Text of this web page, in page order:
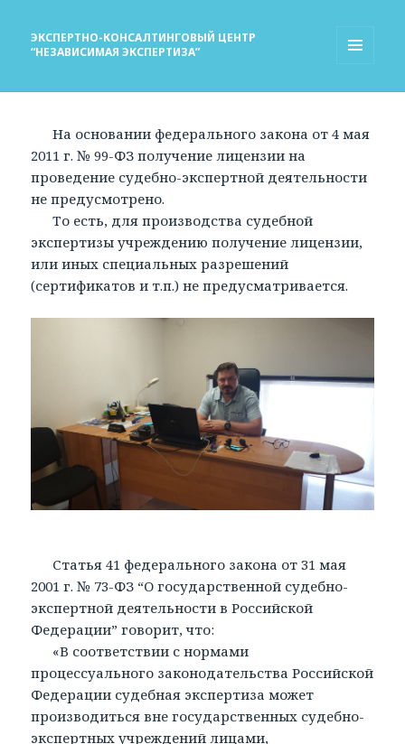
ЭКСПЕРТНО-КОНСАЛТИНГОВЫЙ ЦЕНТР
“НЕЗАВИСИМАЯ ЭКСПЕРТИЗА”
На основании федерального закона от 4 мая
2011 г. № 99-ФЗ получение лицензии на
проведение судебно-экспертной деятельности
не предусмотрено.
То есть, для производства судебной
экспертизы учреждению получение лицензии,
или иных специальных разрешений
(сертификатов и т.п.) не предусматривается.
Статья 41 федерального закона от 31 мая
2001 г. № 73-ФЗ “О государственной судебно-
экспертной деятельности в Российской
Федерации” говорит, что:
«В соответствии с нормами
процессуального законодательства Российской
Федерации судебная экспертиза может
производиться вне государственных судебно-
экспертных учреждений лицами,